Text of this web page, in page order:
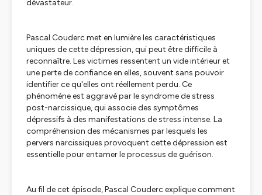
dévastateur.
Pascal Couderc met en lumière les caractéristiques
uniques de cette dépression, qui peut être difficile à
reconnaître. Les victimes ressentent un vide intérieur et
une perte de confiance en elles, souvent sans pouvoir
identifier ce qu'elles ont réellement perdu. Ce
phénomène est aggravé par le syndrome de stress
post-narcissique, qui associe des symptômes
dépressifs à des manifestations de stress intense. La
compréhension des mécanismes par lesquels les
pervers narcissiques provoquent cette dépression est
essentielle pour entamer le processus de guérison.
Au fil de cet épisode, Pascal Couderc explique comment